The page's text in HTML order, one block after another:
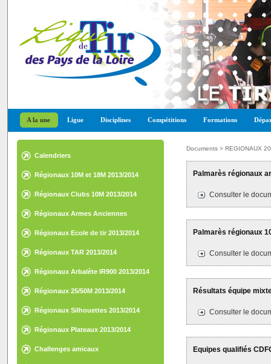
A la une Ligue Disciplines Compétitions Formations
Calendriers
Régionaux 10M et 18M 2013/2014
Régionaux Clubs 10M 2013/2014
Régionaux Armes Anciennes
Régionaux Ecole de tir 2013/2014
Régionaux TAR 2013/2014
Régionaux Arbalète IR900 2013/2014
Régionaux 25/50M 2013/2014
Régionaux Silhouettes 2013/2014
Régionaux Plateaux 2013/2014
Challenges amicaux
Documents > REGIONAUX
Palmarès régionaux
Consulter le
Palmarès régionaux
Consulter le
Résultats équipe
Consulter le
Equipes qualifiés